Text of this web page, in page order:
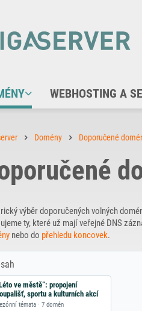
WEBHOSTING A
Domény Doporučené
výběr doporučených volných
ty, které už mají veřejné DNS
nebo do přehledu koncovek.
ve městě“: propojení
sportu a kulturních akcí
témata · 7 domén